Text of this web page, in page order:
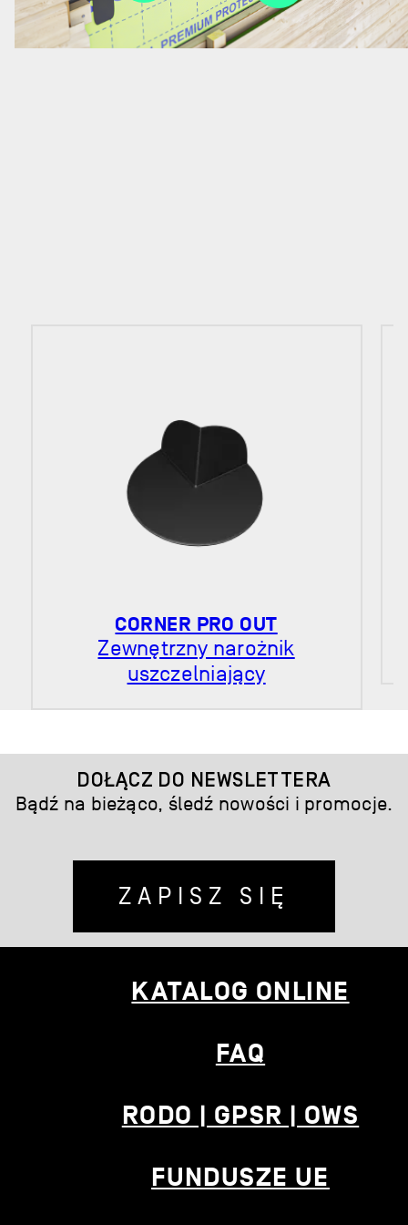
CORNER PRO OUT
Zewnętrzny narożnik
uszczelniający
DOŁĄCZ DO NEWSLETTERA
Bądź na bieżąco, śledź nowości i promocje.
ZAPISZ SIĘ
KATALOG ONLINE
FAQ
RODO | GPSR | OWS
FUNDUSZE UE